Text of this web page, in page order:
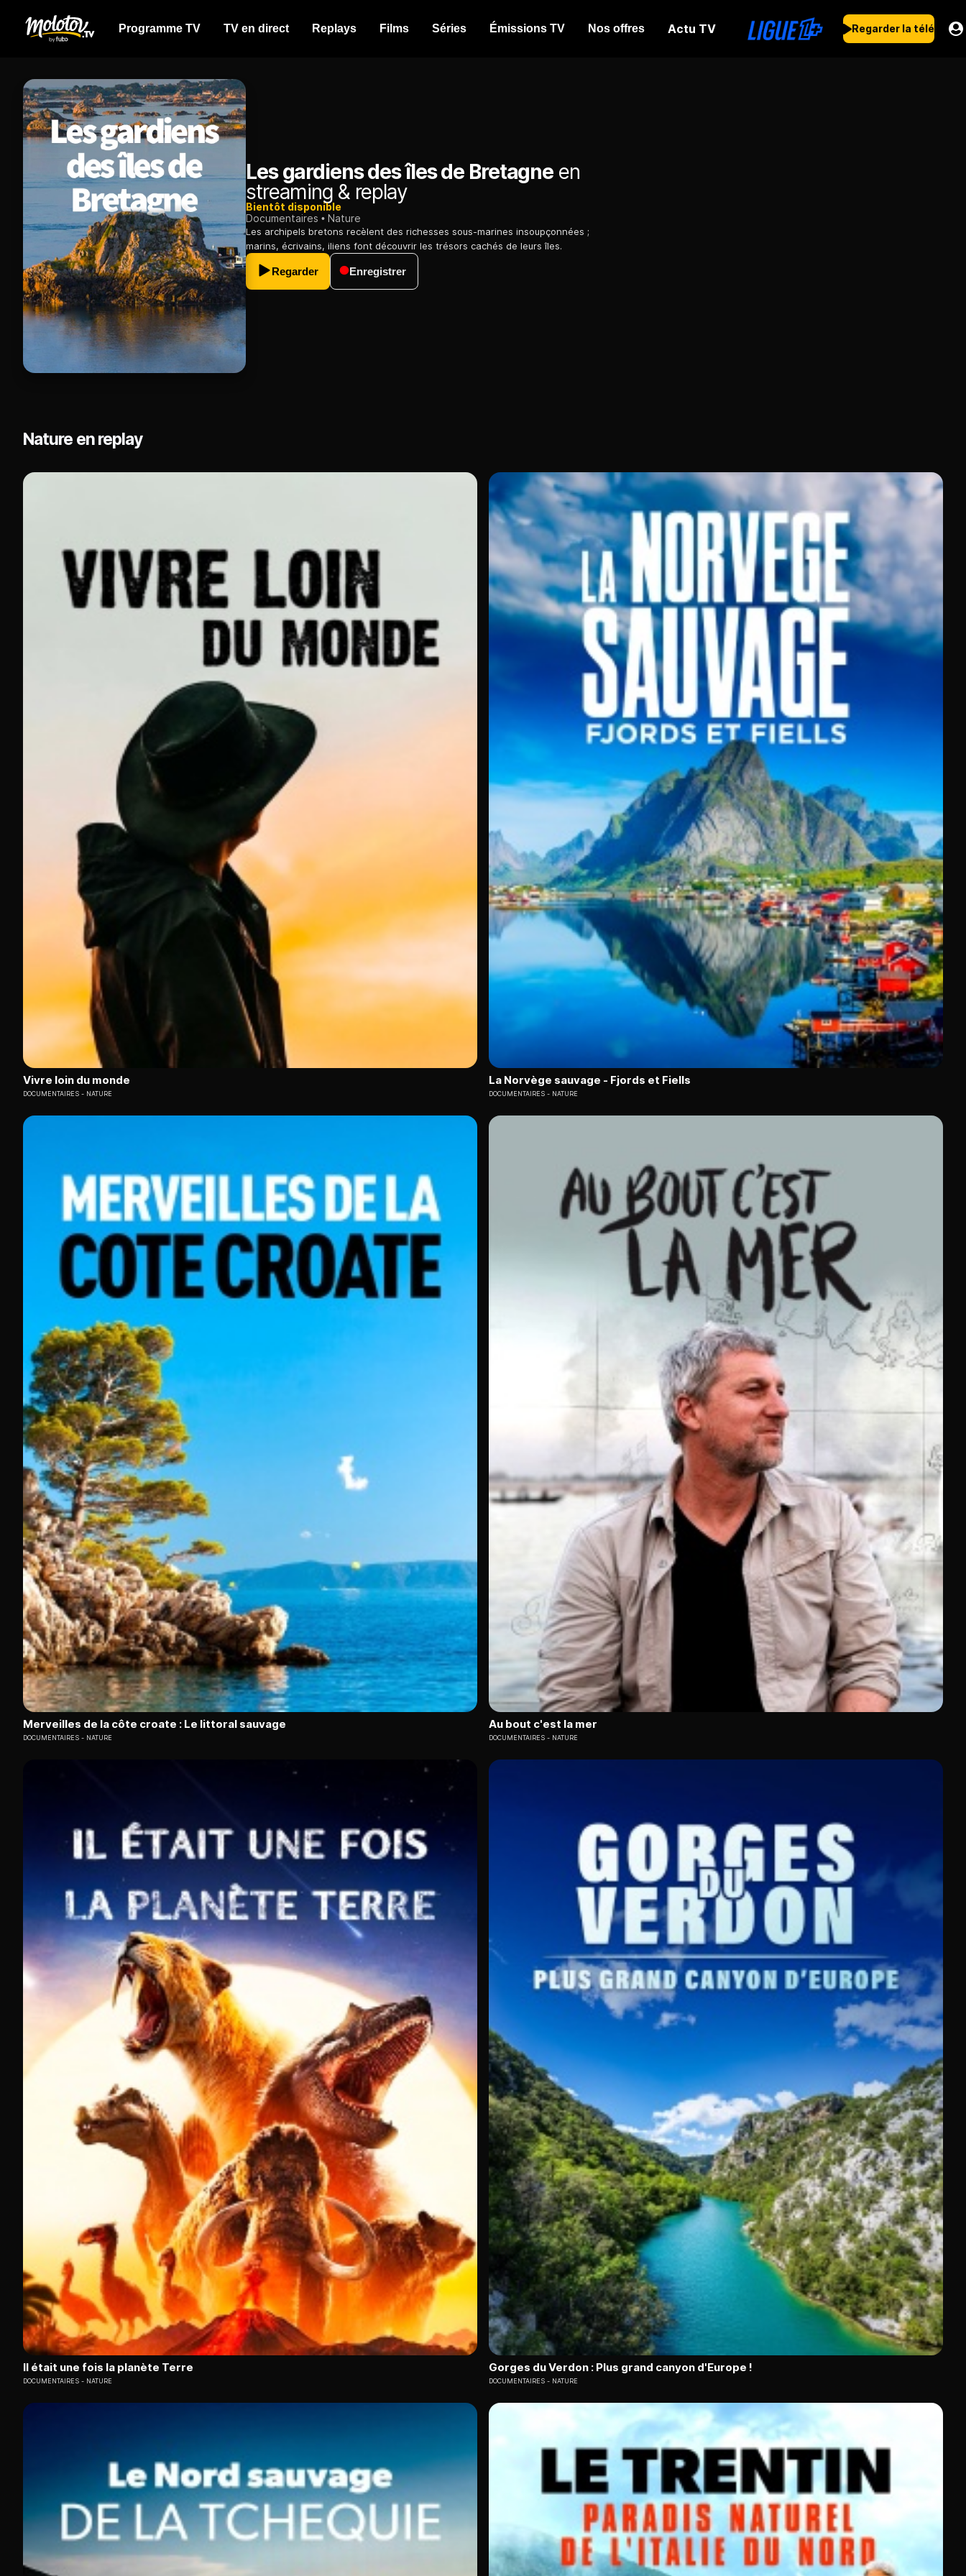
Programme TV TV en direct Replays Films Séries Émissions TV Nos offres Actu TV Regarder la télé
Les gardiens des îles de Bretagne en
streaming & replay
Bientôt disponible
Documentaires
Nature
Les archipels bretons recèlent des richesses sous-marines insoupçonnées ;
marins, écrivains, iliens font découvrir les trésors cachés de leurs îles.
Regarder Enregistrer
Nature en replay
Vivre loin du monde
DOCUMENTAIRES NATURE
La Norvège sauvage - Fjords et Fiells
DOCUMENTAIRES NATURE
Merveilles de la côte croate : Le littoral sauvage
DOCUMENTAIRES NATURE
Au bout c'est la mer
DOCUMENTAIRES NATURE
Il était une fois la planète Terre
DOCUMENTAIRES NATURE
Gorges du Verdon : Plus grand canyon d'Europe !
DOCUMENTAIRES NATURE